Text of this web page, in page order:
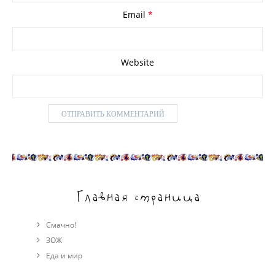
Email *
Website
Главная страница
Смачно!
ЗОЖ
Еда и мир